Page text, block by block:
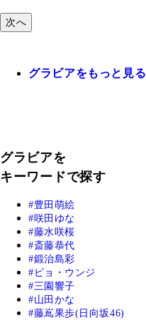
次へ
グラビアをもっと見る
グラビアを
キーワードで探す
豊田萌絵
咲田ゆな
藤水咲桜
斎藤恭代
鍛治島彩
ピョ・ウンジ
三園響子
山田かな
藤嶌果歩(日向坂46)